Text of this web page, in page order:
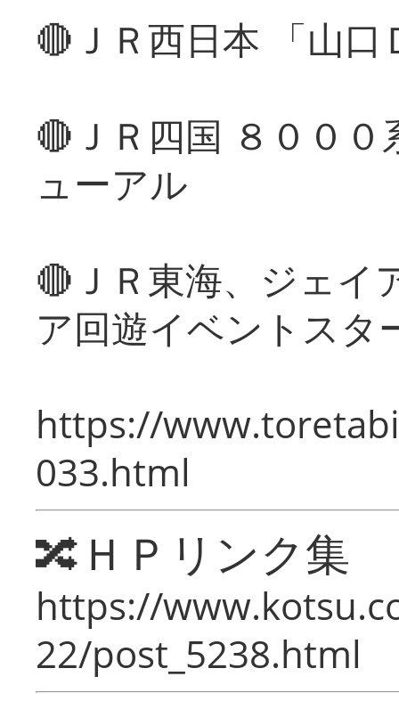
🔴ＪＲ西日本 「山
🔴ＪＲ四国 ８００
ューアル
🔴ＪＲ東海、ジェイ
ア回遊イベントスタ
https://
033.html
🔀ＨＰリンク集
https://
22/post_5238.html